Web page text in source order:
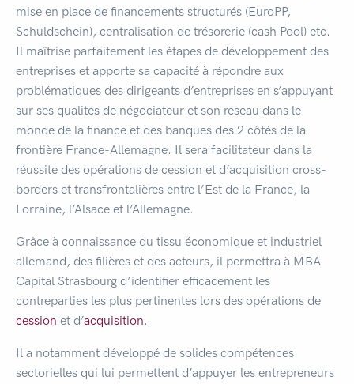
mise en place de financements structurés (EuroPP,
Schuldschein), centralisation de trésorerie (cash Pool) etc.
Il maîtrise parfaitement les étapes de développement des
entreprises et apporte sa capacité à répondre aux
problématiques des dirigeants d’entreprises en s’appuyant
sur ses qualités de négociateur et son réseau dans le
monde de la finance et des banques des 2 côtés de la
frontière France-Allemagne. Il sera facilitateur dans la
réussite des opérations de cession et d’acquisition cross-
borders et transfrontalières entre l’Est de la France, la
Lorraine, l’Alsace et l’Allemagne.
Grâce à connaissance du tissu économique et industriel
allemand, des filières et des acteurs, il permettra à MBA
Capital Strasbourg d’identifier efficacement les
contreparties les plus pertinentes lors des opérations de
cession et d’acquisition.
Il a notamment développé de solides compétences
sectorielles qui lui permettent d’appuyer les entrepreneurs